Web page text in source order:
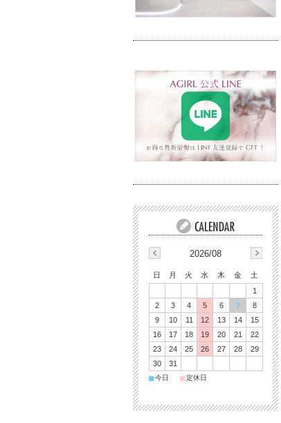
2026/08
日 月 火 水 木 金
土
1
2
3 4 5 6 7
8
9
10 11 12 13 14
15
16
17 18 19 20 21
22
23
24 25 26 27 28
29
30
31
■今日 ■定休日